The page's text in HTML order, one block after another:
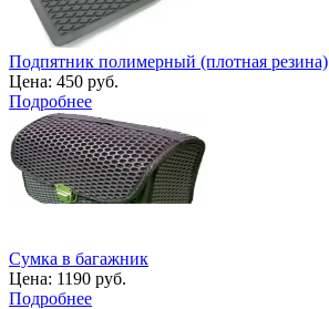
Подпятник полимерный (плотная резина)
Цена: 450 руб.
Подробнее
Сумка в багажник
Цена: 1190 руб.
Подробнее